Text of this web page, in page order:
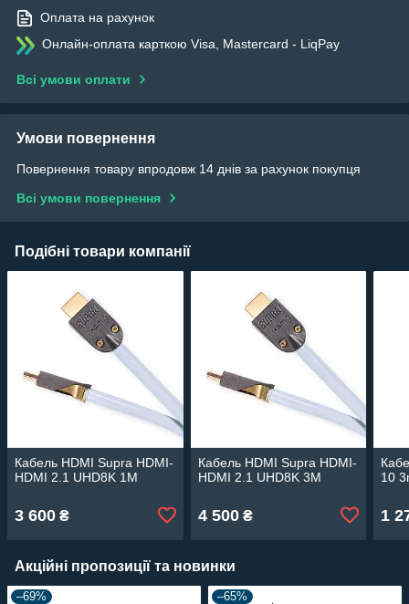
Оплата на рахунок
Онлайн-оплата карткою Visa, Mastercard - LiqPay
Всі умови оплати
Умови повернення
Повернення товару впродовж 14 днів за рахунок покупця
Всі умови повернення
Подібні товари компанії
Кабель HDMI Supra HDMI-
HDMI 2.1 UHD8K 1M
3 600 ₴
Кабель HDMI Supra HDMI-
HDMI 2.1 UHD8K 3M
4 500₴
10
1
Акційні пропозиції та новинки
–69% –65%